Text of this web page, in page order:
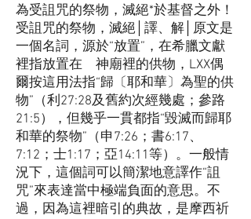
為受詛咒的祭物，滅絕*於基督之外！
受詛咒的祭物，滅絕│譯、解│原文是
一個名詞，源於“放置”，在希臘文獻
裡指放置在 神廟裡的供物，LXX偶
爾按這用法指“歸〔耶和華〕為聖的供
物”（利27:28及舊約次經幾處；參路
21:5），但幾乎一貫都指“毀滅而歸耶
和華的祭物”（申7:26；書6:17、
7:12；士1:17；亞14:11等）。一般情
況下，這個詞可以簡潔地意譯作“詛
咒”來表達當中極端負面的意思。不
過，因為這裡暗引的典故，是摩西祈